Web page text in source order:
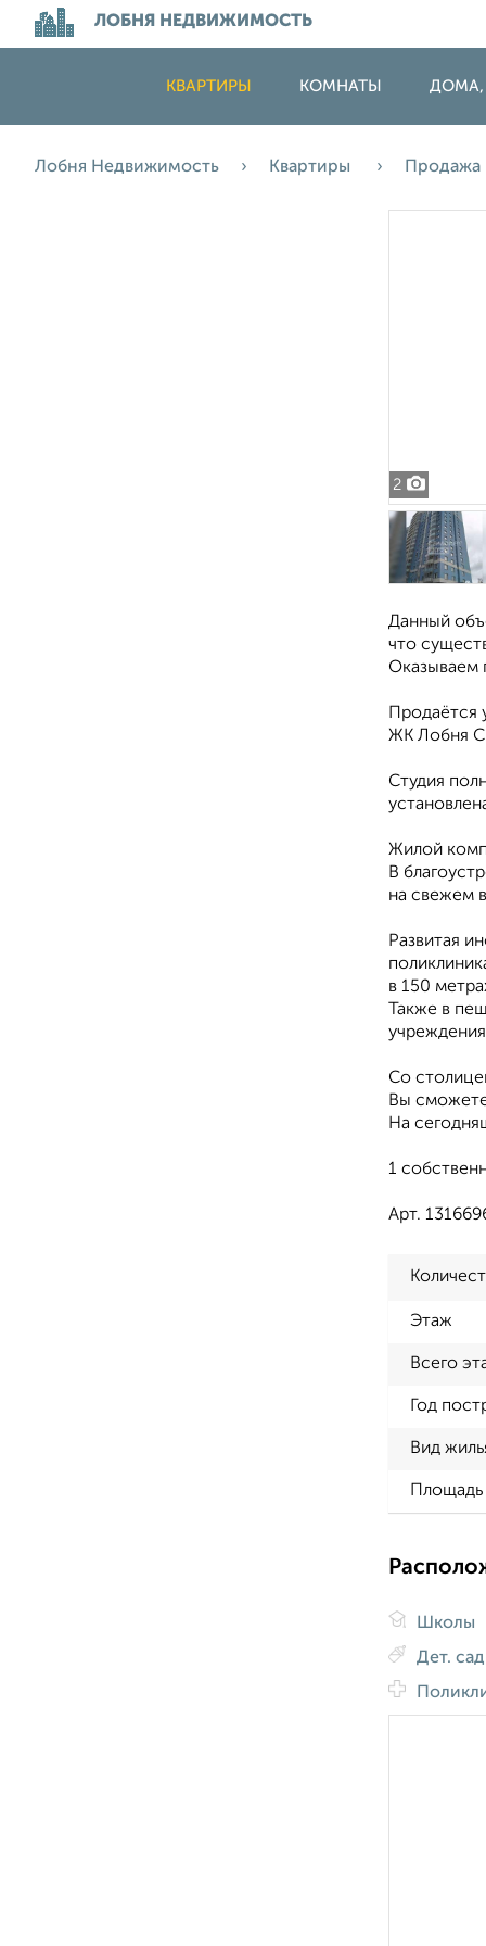
ЛОБНЯ НЕДВИЖИМОСТЬ
КВАРТИРЫ КОМНАТЫ ДОМА,
Лобня Недвижимость Квартиры Продажа
2
Данный
что
Оказываем
ЖК Лобня
Студия
Жилой
В
на свежем
Развитая
в 150
Также в
Со
Вы
На
1
Арт.
Этаж
Всего
Год
Вид
Площадь
Школы
Дет.